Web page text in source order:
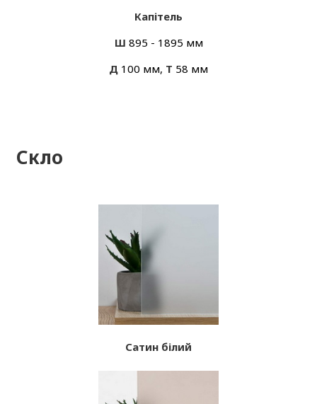
Капітель
Ш 895 - 1895 мм
Д 100 мм, Т 58 мм
Скло
Сатин білий